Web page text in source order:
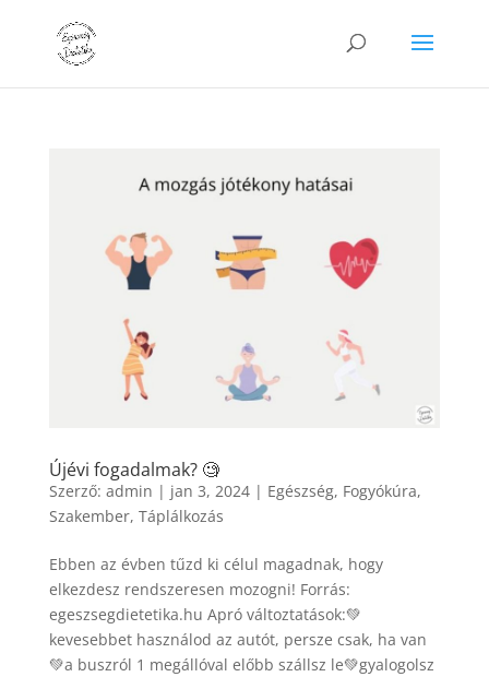
Újévi fogadalmak? 🧐
Szerző: admin | jan 3, 2024| Egészség, Fogyókúra,
Szakember, Táplálkozás
Ebben az évben tűzd ki célul magadnak, hogy
elkezdesz rendszeresen mozogni! Forrás:
egeszsegdietetika.hu Apró változtatások:💚
kevesebbet használod az autót, persze csak, ha van
💚a buszról 1 megállóval előbb szállsz le💚gyalogolsz